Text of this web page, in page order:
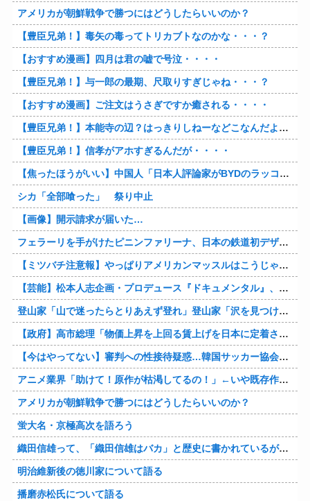
アメリカが朝鮮戦争で勝つにはどうしたらいいのか？
【豊臣兄弟！】毒矢の毒ってトリカブトなのかな・・・？
【おすすめ漫画】四月は君の嘘で号泣・・・・
【豊臣兄弟！】与一郎の最期、尺取りすぎじゃね・・・？
【おすすめ漫画】ご注文はうさぎですか癒される・・・・
【豊臣兄弟！】本能寺の辺？はっきりしねーなどこなんだよ・・・・
【豊臣兄弟！】信孝がアホすぎるんだが・・・・
【焦ったほうがいい】中国人「日本人評論家がBYDのラッコの装備を褒めてるけど中国では基本的な装備やぞ…？」
シカ「全部喰った」 祭り中止
【画像】開示請求が届いた…
フェラーリを手がけたピニンファリーナ、日本の鉄道初デザイン。南海電鉄が新たな空港特急をなにわ筋線へ導入
【ミツバチ注意報】やっぱりアメリカンマッスルはこうじゃないとな・・・。ダッジが「直6ツインターボ、600馬力」の新型「チャージャー ”スーパービー”」を発表
【芸能】松本人志企画・プロデュース『ドキュメンタル』、アメリカで初の制作が決定
登山家「山で迷ったらとりあえず登れ」登山家「沢を見つけて下山しろ」←これ結局どっちが正解なの？
【政府】高市総理「物価上昇を上回る賃上げを日本に定着させる」 国家公務員月給3.51％増へ 人事院の勧告を受け
【今はやってない】審判への性接待疑惑…韓国サッカー協会が声明「現在は一切発生していない」
アニメ業界「助けて！原作が枯渇してるの！」←いや既存作品の2期やったら良いよね？
アメリカが朝鮮戦争で勝つにはどうしたらいいのか？
蛍大名・京極高次を語ろう
織田信雄って、「織田信雄はバカ」と歴史に書かれているが今まで家が残っているんでバカではないよな？
明治維新後の徳川家について語る
播磨赤松氏について語る